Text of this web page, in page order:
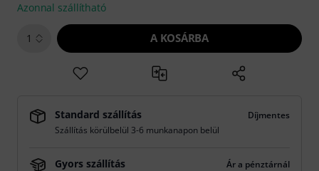
Azonnal szállítható
1 A KOSÁRBA
Standard szállítás
Díjmentes
Szállítás körülbelül 3-6 munkanapon belül
Gyors szállítás
Ár a pénztárnál